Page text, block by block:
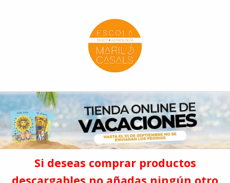
Si deseas comprar productos